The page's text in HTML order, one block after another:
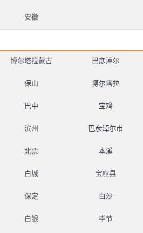
安徽
博尔塔拉蒙古 巴彦淖尔
保山 博尔塔拉
巴中 宝鸡
滨州 巴彦淖尔市
北票 本溪
白城 宝应县
保定 白沙
白银 毕节